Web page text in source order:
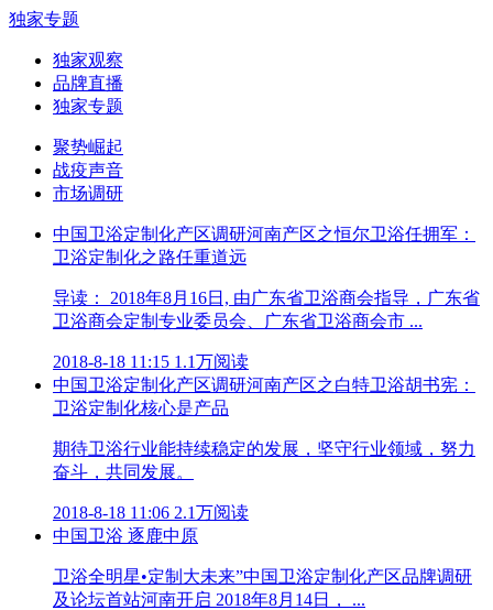
独家专题
独家观察
品牌直播
独家专题
聚势崛起
战疫声音
市场调研
中国卫浴定制化产区调研河南产区之恒尔卫浴任拥军：
卫浴定制化之路任重道远
导读： 2018年8月16日, 由广东省卫浴商会指导，广东省
卫浴商会定制专业委员会、广东省卫浴商会市 ...
2018-8-18 11:15 1.1万阅读
中国卫浴定制化产区调研河南产区之白特卫浴胡书宪：
卫浴定制化核心是产品
期待卫浴行业能持续稳定的发展，坚守行业领域，努力
奋斗，共同发展。
2018-8-18 11:06 2.1万阅读
中国卫浴 逐鹿中原
卫浴全明星•定制大未来”中国卫浴定制化产区品牌调研
及论坛首站河南开启 2018年8月14日， ...